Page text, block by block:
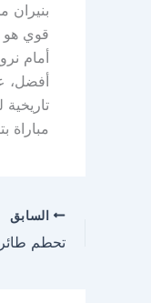
بنيران
قوي هو
أفضل،
مباراة
السابق